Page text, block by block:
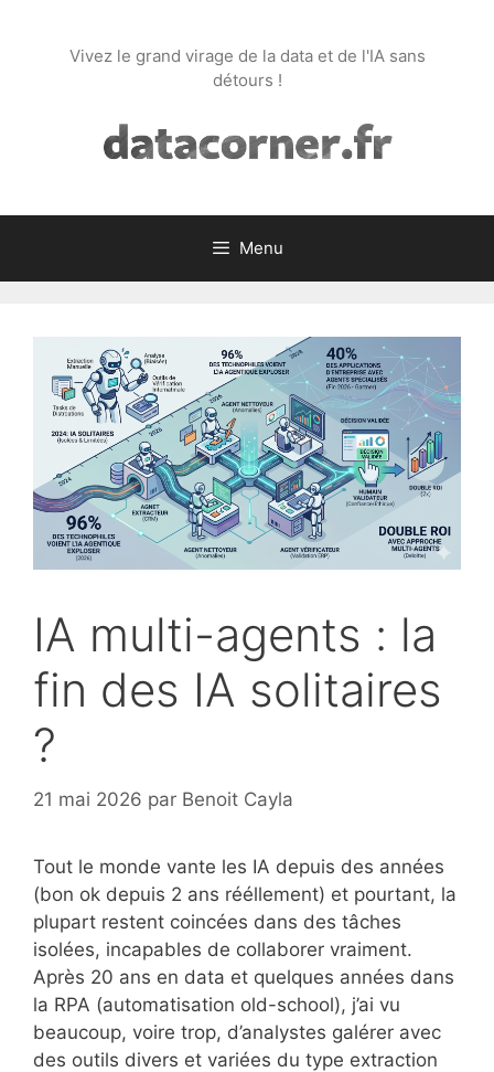
Vivez le grand virage de la data et de l'IA sans
détours !
Menu
IA multi-agents : la
fin des IA solitaires
?
21 mai 2026 par Benoit Cayla
Tout le monde vante les IA depuis des années
(bon ok depuis 2 ans rééllement) et pourtant, la
plupart restent coincées dans des tâches
isolées, incapables de collaborer vraiment.
Après 20 ans en data et quelques années dans
la RPA (automatisation old-school), j’ai vu
beaucoup, voire trop, d’analystes galérer avec
des outils divers et variées du type extraction